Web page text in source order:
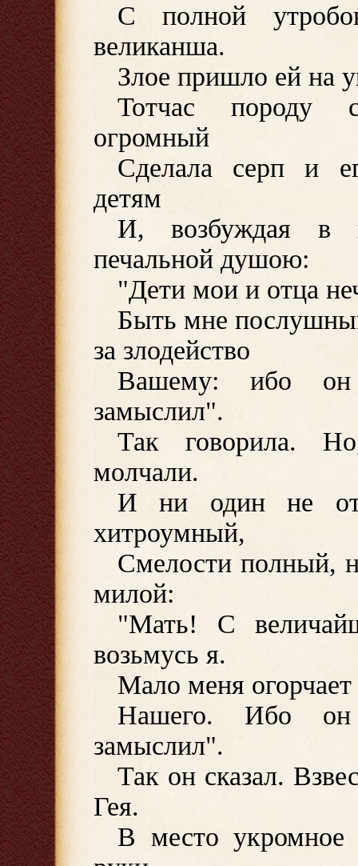
С полной
великанша.
Злое пришло ей на
Тотчас породу
огромный
Сделала серп и
детям
И, возбуждая в
печальной душою:
"Дети мои и отца
Быть мне
за злодейство
Вашему: ибо
замыслил".
Так говорила.
молчали.
И ни один не
хитроумный,
Смелости полный,
милой:
"Мать! С
возьмусь я.
Мало меня
Нашего. Ибо
замыслил".
Так он сказал.
Гея.
В место укромное